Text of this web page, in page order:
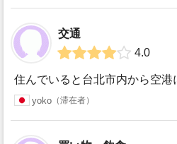
交通
4.0
yoko 滞在者